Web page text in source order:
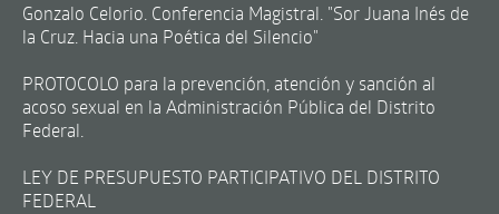
Gonzalo Celorio. Conferencia Magistral. "Sor Juana Inés de
la Cruz. Hacia una Poética del Silencio"
PROTOCOLO para la prevención, atención y sanción al
acoso sexual en la Administración Pública del Distrito
Federal.
LEY DE PRESUPUESTO PARTICIPATIVO DEL DISTRITO
FEDERAL